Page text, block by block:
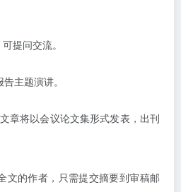
提问交流。
主题演讲。
文章将以会议论文集形式发表，出刊
文的作者，只需提交摘要到审稿邮